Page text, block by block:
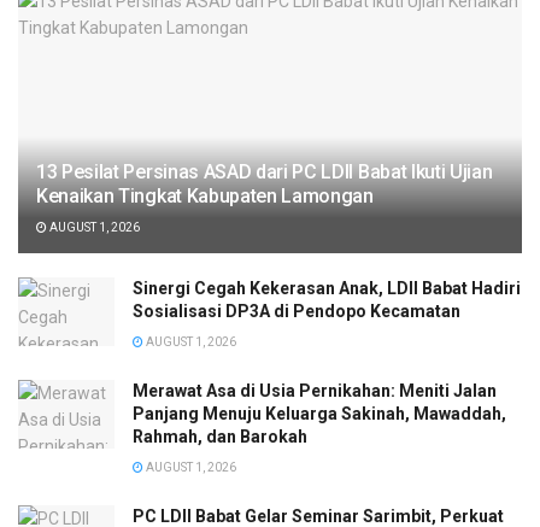
13 Pesilat Persinas ASAD dari PC LDII Babat Ikuti Ujian
Kenaikan Tingkat Kabupaten Lamongan
AUGUST 1, 2026
Sinergi Cegah Kekerasan Anak, LDII Babat Hadiri
Sosialisasi DP3A di Pendopo Kecamatan
AUGUST 1, 2026
Merawat Asa di Usia Pernikahan: Meniti Jalan
Panjang Menuju Keluarga Sakinah, Mawaddah,
Rahmah, dan Barokah
AUGUST 1, 2026
PC LDII Babat Gelar Seminar Sarimbit, Perkuat